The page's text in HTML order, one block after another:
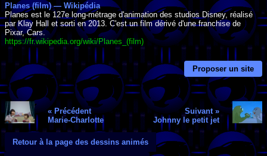
Planes (film) — Wikipédia
Planes est le 127e long-métrage d'animation des studios Disney, réalisé
par Klay Hall et sorti en 2013. C'est un film dérivé d'une franchise de
Pixar, Cars.
https://fr.wikipedia.org/wiki/Planes_(film)
Proposer un site
« Précédent
Marie-Charlotte
Suivant »
Johnny le petit jet
Retour à la page des dessins animés